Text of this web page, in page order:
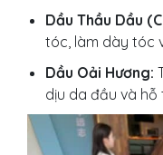
Dầu Thầu Dầu
tóc, làm dày tóc
Dầu Oải Hương:
dịu da đầu và hỗ